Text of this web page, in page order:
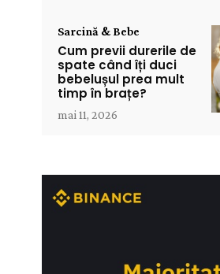
Sarcină & Bebe
Cum previi durerile de
spate când îți duci
bebelușul prea mult
timp în brațe?
mai 11, 2026